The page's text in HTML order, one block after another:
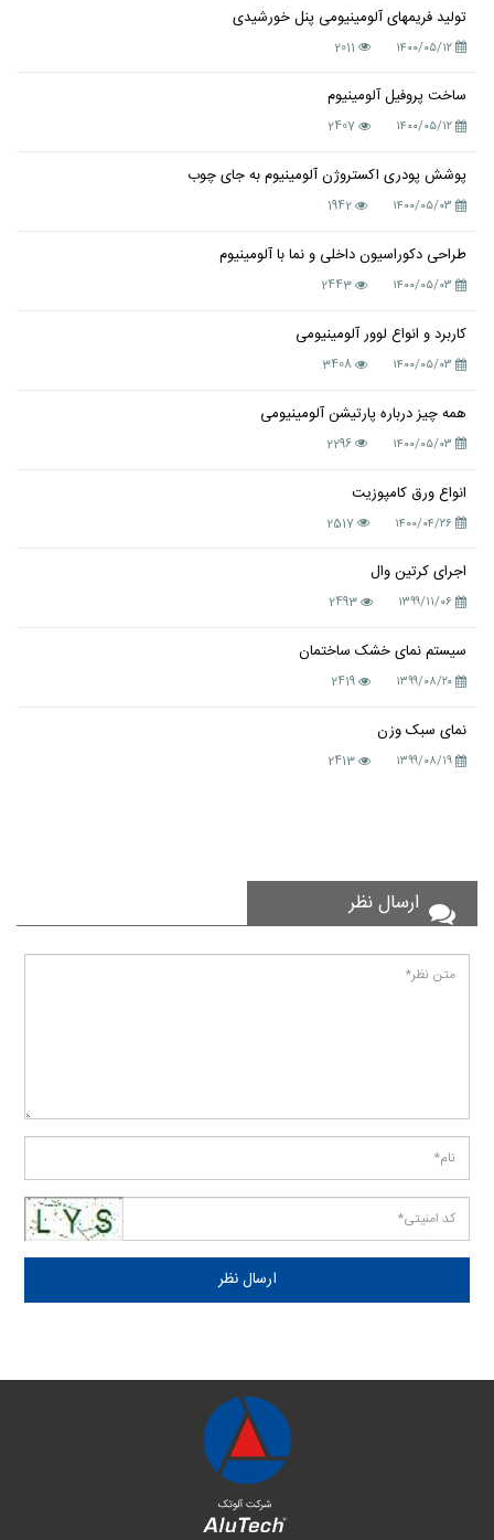
تولید فریمهای آلومینیومی پنل خورشیدی
۱۴۰۰/۰۵/۱۲ 2011
ساخت پروفیل آلومینیوم
۱۴۰۰/۰۵/۱۲ 2407
پوشش پودری اکستروژن آلومینیوم به جای چوب
۱۴۰۰/۰۵/۰۳ 1942
طراحی دکوراسیون داخلی و نما با آلومینیوم
۱۴۰۰/۰۵/۰۳ 2443
کاربرد و انواع لوور آلومینیومی
۱۴۰۰/۰۵/۰۳ 3408
همه چیز درباره پارتیشن آلومینیومی
۱۴۰۰/۰۵/۰۳ 2296
انواع ورق کامپوزیت
۱۴۰۰/۰۴/۲۶ 2517
اجرای کرتین وال
۱۳۹۹/۱۱/۰۶ 2493
سیستم نمای خشک ساختمان
۱۳۹۹/۰۸/۲۰ 2419
نمای سبک وزن
۱۳۹۹/۰۸/۱۹ 2413
ارسال نظر
ارسال نظر